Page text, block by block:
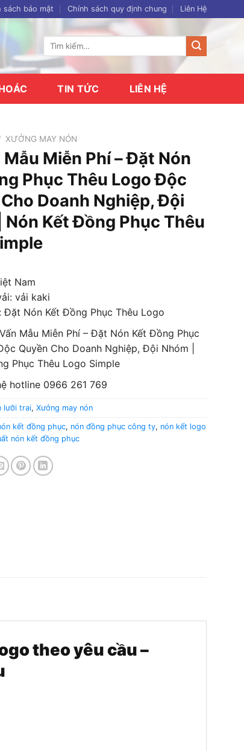
sách bảo mật Chính sách quy định chung Liên Hệ
Tìm
TIN TỨC LIÊN HỆ
XƯỞNG MAY NÓN
Mẫu Miễn Phí – Đặt Nón
Phục Thêu Logo Độc
Doanh Nghiệp, Đội
Nón Kết Đồng Phục Thêu
Nam
vải kaki
Đặt Nón Kết Đồng Phục Thêu Logo
Mẫu Miễn Phí – Đặt Nón Kết Đồng Phục
Quyền Cho Doanh Nghiệp, Đội Nhóm |
Phục Thêu Logo Simple
hotline 0966 261 769
lưỡi trai, Xưởng may nón
kết đồng phục, nón đồng phục công ty, nón kết logo
nón kết đồng phục
theo yêu cầu –